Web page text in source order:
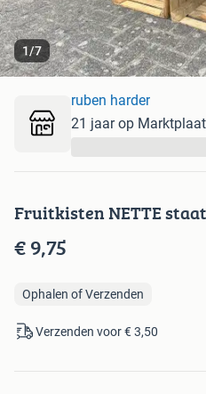
1/7
Fruitkisten NETTE
€ 9,75
Ophalen of Verzenden
Verzenden voor € 3,50
ruben harder
21 jaar op